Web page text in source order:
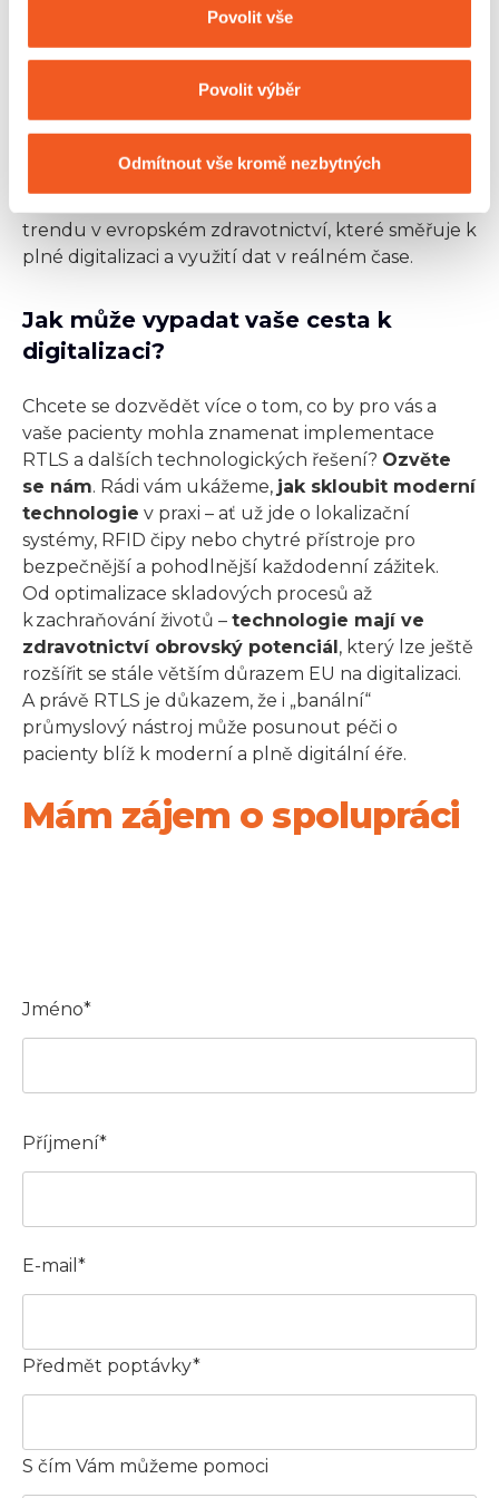
Povolit vše
Povolit výběr
Odmítnout vše kromě nezbytných
výměně informacímezi jednotlivými
nemocničními systémy i přeshraničně (v rámci
RTLS tak není jen hračka pro technicky
zaměřené jedince nebo výsada špičkově
trendu v evropském zdravotnictví, které směřuje k
plné digitalizaci a využití dat v reálném čase.
Jak může vypadat vaše cesta k
digitalizaci?
Chcete se dozvědět více o tom, co by pro vás a
vaše pacienty mohla znamenat implementace
RTLS a dalších technologických řešení? Ozvěte
se nám. Rádi vám ukážeme, jak skloubit moderní
technologie v praxi – ať už jde o lokalizační
systémy, RFID čipy nebo chytré přístroje pro
bezpečnější a pohodlnější každodenní zážitek.
Od optimalizace skladových procesů až
k zachraňování životů – technologie mají ve
zdravotnictví obrovský potenciál, který lze ještě
rozšířit se stále větším důrazem EU na digitalizaci.
A právě RTLS je důkazem, že i „banální“
průmyslový nástroj může posunout péči o
pacienty blíž k moderní a plně digitální éře.
Mám zájem o spolupráci
Jméno*
Příjmení*
E-mail*
Předmět poptávky*
S čím Vám můžeme pomoci